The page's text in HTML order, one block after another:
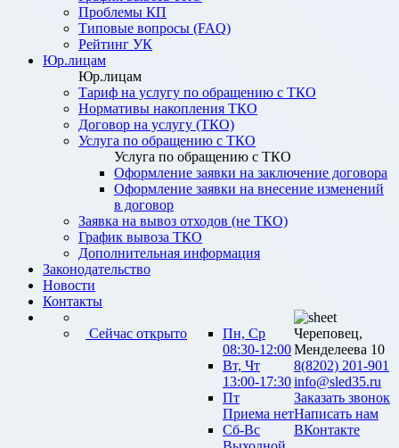
Проблемы КП
Типовые вопросы (FAQ)
Рейтинг УК
Юр.лицам
Юр.лицам
Тариф на услугу по обращению с ТКО
Нормативы накопления ТКО
Договор на услугу (ТКО)
Услуга по обращению с ТКО
Услуга по обращению с ТКО
Оформление заявки на заключение договора
Оформление заявки на внесение изменений
в договор
Заявка на вывоз отходов (не ТКО)
График вывоза ТКО
Дополнительная информация
Законодательство
Новости
Контакты
Сейчас открыто
Пн, Ср
08:30-12:00
Вт, Чт
13:00-17:30
Пт
Приема нет
Сб-Вс
Череповец,
Менделеева 10
8(8202) 201-901
info@sled35.ru
Заказать звонок
Написать нам
ВКонтакте